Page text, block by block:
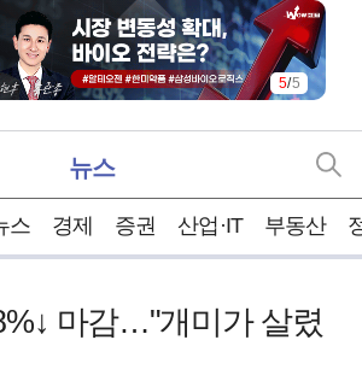
5/5
뉴스
스 경제 증권 산업·IT 부동산
마감…"개미가 살렸